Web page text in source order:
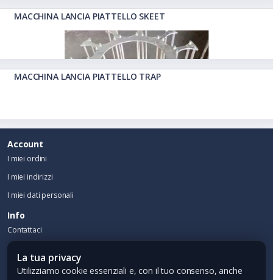
MACCHINA LANCIA PIATTELLO SKEET
MACCHINA LANCIA PIATTELLO TRAP
Account
I miei ordini
I miei indirizzi
I miei dati personali
Info
Contattaci
EMAIL:info@cti-srl.it
La tua privacy
Utilizziamo cookie essenziali e, con il tuo consenso, anche